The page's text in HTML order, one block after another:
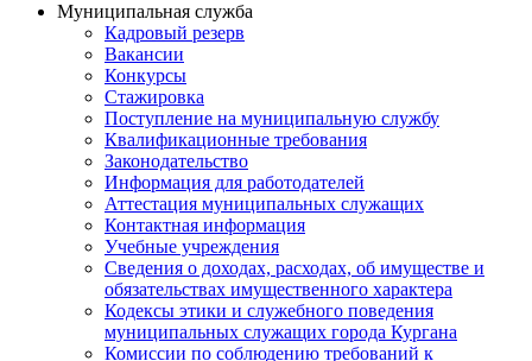
Муниципальная служба
Кадровый резерв
Вакансии
Конкурсы
Стажировка
Поступление на муниципальную службу
Квалификационные требования
Законодательство
Информация для работодателей
Аттестация муниципальных служащих
Контактная информация
Учебные учреждения
Сведения о доходах, расходах, об имуществе и
обязательствах имущественного характера
Кодексы этики и служебного поведения
муниципальных служащих города Кургана
Комиссии по соблюдению требований к